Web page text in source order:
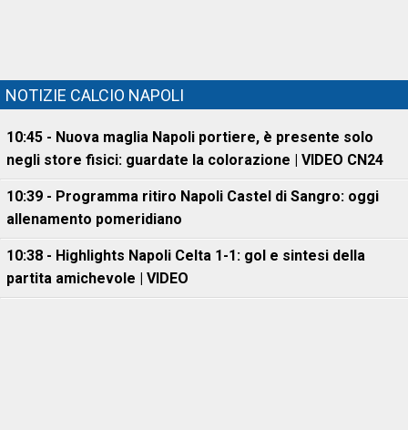
NOTIZIE CALCIO NAPOLI
10:45 - Nuova maglia Napoli portiere, è presente solo
negli store fisici: guardate la colorazione | VIDEO CN24
10:39 - Programma ritiro Napoli Castel di Sangro: oggi
allenamento pomeridiano
10:38 - Highlights Napoli Celta 1-1: gol e sintesi della
partita amichevole | VIDEO